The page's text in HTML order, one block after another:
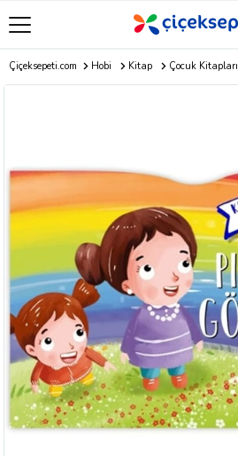
Çiçeksepeti.com Hobi Kitap Çocuk Kitapları